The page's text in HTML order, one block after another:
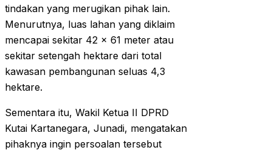
tindakan yang merugikan pihak lain.
Menurutnya, luas lahan yang diklaim
mencapai sekitar 42 x 61 meter atau
sekitar setengah hektare dari total
kawasan pembangunan seluas 4,3
hektare.
Sementara itu, Wakil Ketua II DPRD
Kutai Kartanegara, Junadi, mengatakan
pihaknya ingin persoalan tersebut